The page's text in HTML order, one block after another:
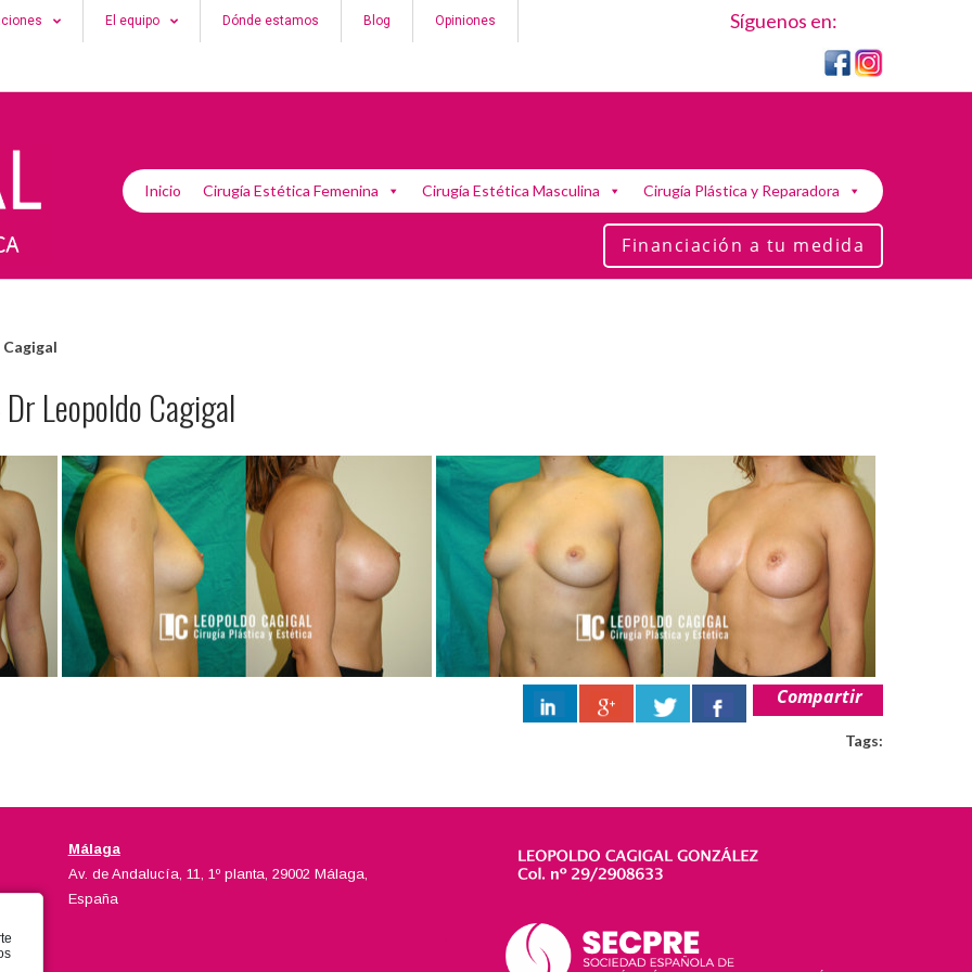
El equipo Dónde estamos Blog Opiniones Síguenos en:
Inicio Cirugía Estética Femenina Cirugía Estética Masculina Cirugía Plástica y Reparadora
Financiación a tu medida
Leopoldo Cagigal
Compartir
Tags:
Málaga
Av. de Andalucía, 11, 1º planta, 29002 Málaga,
España